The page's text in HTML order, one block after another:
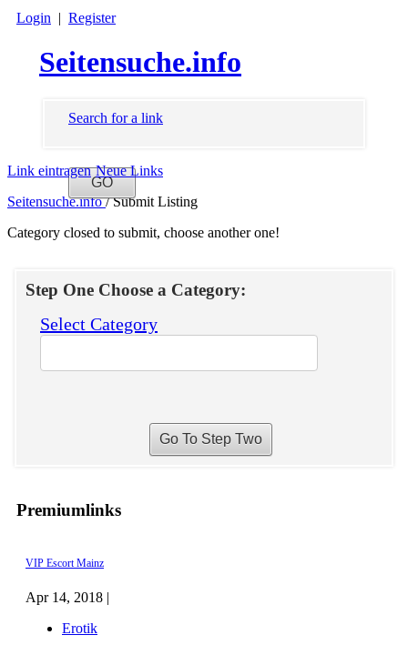
Login | Register
Seitensuche.info
Search for a link
Link eintragen Neue Links
Seitensuche.info/ Submit Listing
Category closed to submit, choose another one!
Premiumlinks
VIP Escort Mainz
Apr 14, 2018 |
Erotik
Step One Choose a Category:
Select Category